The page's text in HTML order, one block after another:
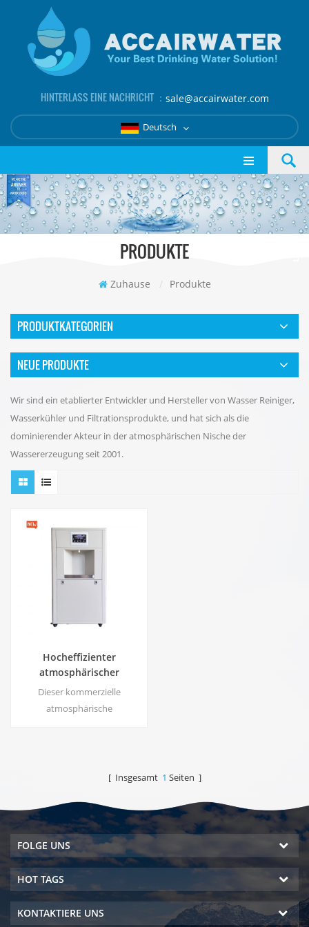
HINTERLASS EINE NACHRICHT ： sale@accairwater.com
Deutsch
PRODUKTE
Zuhause / Produkte
PRODUKTKATEGORIEN
NEUE PRODUKTE
Wir sind ein etablierter Entwickler und Hersteller von Wasser Reiniger,
Wasserkühler und Filtrationsprodukte, und hat sich als die
dominierender Akteur in der atmosphärischen Nische der
Wassererzeugung seit 2001.
Hocheffizienter
atmosphärischer
Wassergenerator |
Heim/Kommerzielles
umweltfreundliches Gerät
Dieser kommerzielle
atmosphärische
auch ohne Chlor.[ Insgesamt 1 Seiten ]
FOLGE UNS
HOT TAGS
KONTAKTIERE UNS